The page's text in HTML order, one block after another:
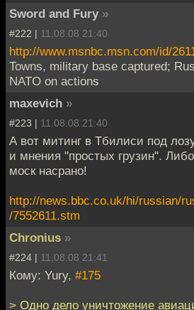
Sword and Fury »
#222 | 11.08.08 21:40
http://www.msnbc.msn.com/id/
Towns, military base captured;
NATO on actions
maxevich »
#223 | 11.08.08 21:40
А вот митинг в Тбилиси под
и мнения "простых грузин".
моск насрано!
http://news.bbc.co.uk/hi/russian/
/7552611.stm
Chronius »
#224 | 11.08.08 21:41
Кому: Yury, #175
> Одно дело уничтожение